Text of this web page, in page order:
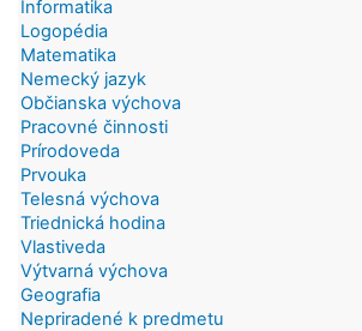
Informatika
Logopédia
Matematika
Nemecký jazyk
Občianska výchova
Pracovné činnosti
Prírodoveda
Prvouka
Telesná výchova
Triednická hodina
Vlastiveda
Výtvarná výchova
Geografia
Nepriradené k predmetu